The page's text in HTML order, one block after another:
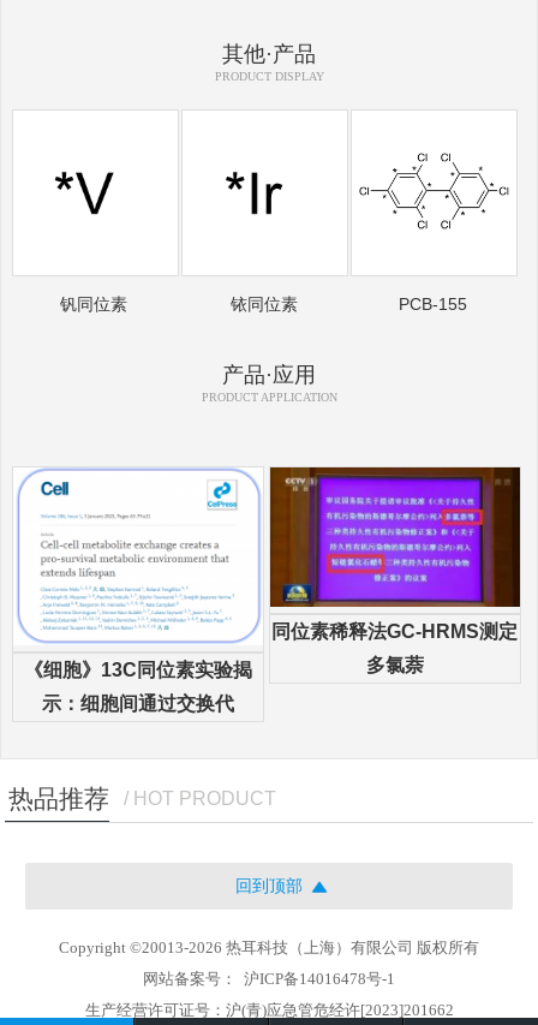
其他·产品
PRODUCT DISPLAY
钒同位素 铱同位素 PCB-155
产品·应用
PRODUCT APPLICATION
《细胞》13C同位素实验揭
示：细胞间通过交换代
同位素稀释法GC-HRMS测定
多氯萘
热品推荐 / HOT PRODUCT
回到顶部
Copyright ©20013-2026 热耳科技（上海）有限公司 版权所有
网站备案号：
沪ICP备14016478号-1
生产经营许可证号：沪(青)应急管危经许[2023]201662